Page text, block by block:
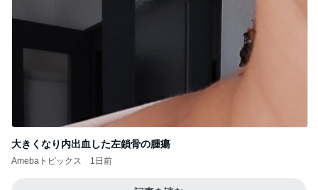
大きくなり内出血した左鎖骨の腫瘍
Amebaトピックス 1日前
娘が小さい時に重宝したフック
Amebaトピックス